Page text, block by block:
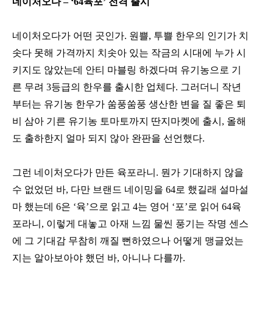
네이처오다가 어떤 곳인가. 원쁠, 투쁠 한우의 인기가 치
솟다 못해 가격까지 치솟아 있는 작금의 시대에 누가 시
키지도 않았는데 안티 마블링 하겠다며 유기농으로 기
른 무려 3등급의 한우를 출시한 업체다. 그러더니 작년
부터는 유기농 한우가 쑴풍쑴풍 생산한 변을 질 좋은 퇴
비 삼아 기른 유기농 토마토까지 딴지마켓에 출시 , 올해
도 출하한지 얼마 되지 않아 완판을 선언했다.
그런 네이처오다가 만든 육포라니 . 뭔가 기대하지 않을
수 없었던 바, 다만 브랜드 네이밍을 64로 했길래 설마설
마 했는데 6은 ‘육’으로 읽고 4는 영어 ‘포’로 읽어 64육
포라니 , 이렇게 대놓고 아재 느낌 물씬 풍기는 작명 센스
에 그 기대감 무참히 깨질 뻔하였으나 어떻게 맹글었는
지는 알아보아야 했던 바, 아니나 다를까.